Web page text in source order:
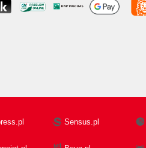
Sensus.pl